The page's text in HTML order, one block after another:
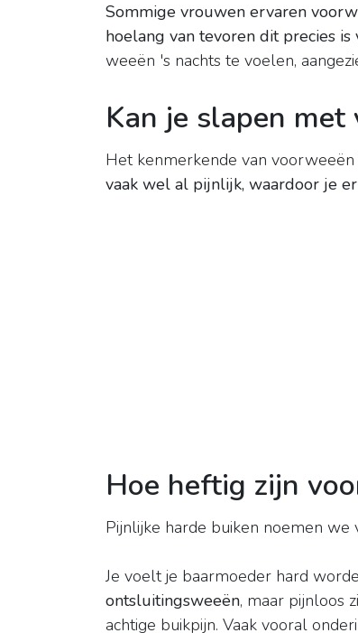
Sommige vrouwen ervaren
hoelang van tevoren dit precies
weeën 's nachts te voelen,
Kan je slapen met
Het kenmerkende van
vaak wel al pijnlijk, waardoor je
Hoe heftig zijn
Pijnlijke harde buiken noemen
Je voelt je baarmoeder hard
ontsluitingsweeën, maar pijnloos
achtige buikpijn. Vaak vooral